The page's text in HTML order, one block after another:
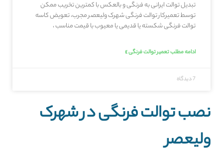
تبدیل توالت ایرانی به فرنگی و بالعکس با کمترین تخریب ممکن
توسط تعمیرکار توالت فرنگی شهرک ولیعصر مجرب، تعویض کاسه
توالت فرنگی شکسته یا قدیمی یا معیوب با قیمت مناسب ،
ادامه مطلب تعمیر توالت فرنگی »
7 دیدگاه
نصب توالت فرنگی در شهرک
ولیعصر